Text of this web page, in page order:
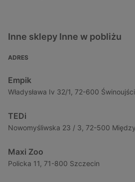
Inne sklepy Inne w pobliżu
ADRES
Empik
Władysława Iv 32/1, 72-600
TEDi
Nowomyśliwska 23 / 3, 72-500
Maxi Zoo
Policka 11, 71-800 Szczecin